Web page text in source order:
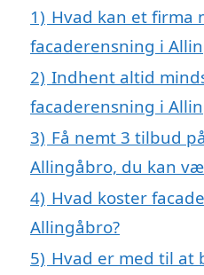
1) Hvad kan et firma
facaderensning i
2) Indhent altid
facaderensning i
3) Få nemt 3 tilbud
Allingåbro, du kan
4) Hvad koster
Allingåbro?
5) Hvad er med til at